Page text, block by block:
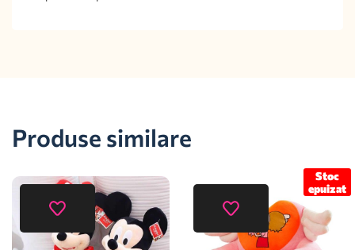
Produse similare
Stoc
epuizat